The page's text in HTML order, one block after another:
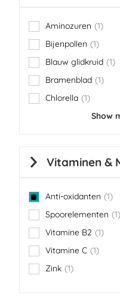
Aminozuren 1
item
Bijenpollen
1
item
Blauw glidkruid 1
item
Bramenblad 1
item
Chlorella 1
item
Show
Vitaminen &
Anti-oxidanten 1
item
Spoorelementen
1
Vitamine B2
1
item
Vitamine C 1
item
Zink 1
item